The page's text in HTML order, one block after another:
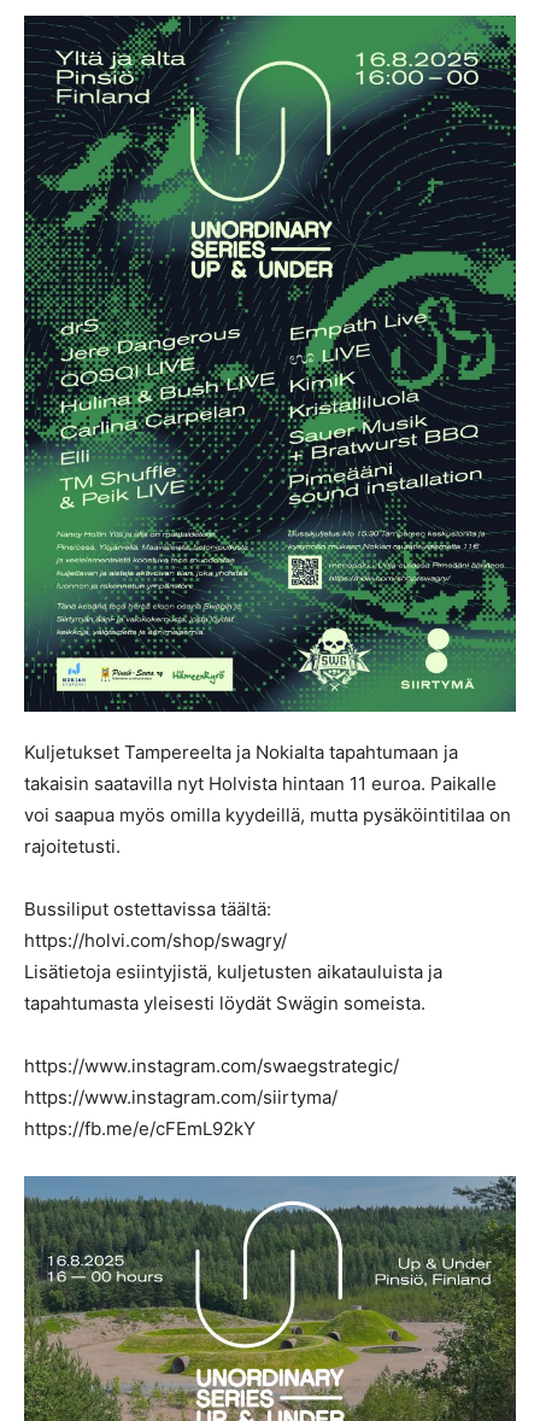
Kuljetukset Tampereelta ja Nokialta tapahtumaan ja
takaisin saatavilla nyt Holvista hintaan 11 euroa. Paikalle
voi saapua myös omilla kyydeillä, mutta pysäköintitilaa on
rajoitetusti.
Bussiliput ostettavissa täältä:
https://holvi.com/shop/swagry/
Lisätietoja esiintyjistä, kuljetusten aikatauluista ja
tapahtumasta yleisesti löydät Swägin someista.
https://www.instagram.com/swaegstrategic/
https://www.instagram.com/siirtyma/
https://fb.me/e/cFEmL92kY